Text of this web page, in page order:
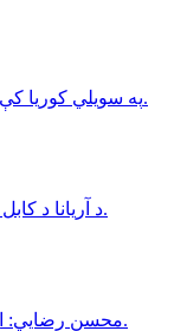
په سويلي کوریا کې بې سارې تودوخې د ۱۶ کسانو ژوند اخیستی.
د آريانا د کابل او ډيلي ترمنځ مستقيم پروازونه بيا پيل شول.
محسن رضايي: ايران به د سمندري محاصرې دوام ونه زغمي.